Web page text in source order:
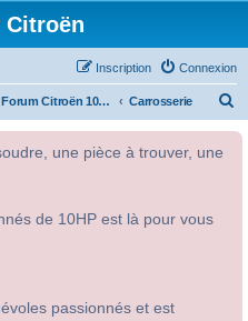
Citroën
Connexion
Inscription
Forum Citroën 10HP Carrosserie
une pièce à trouver, une
de 10HP est là pour vous
passionnés et est